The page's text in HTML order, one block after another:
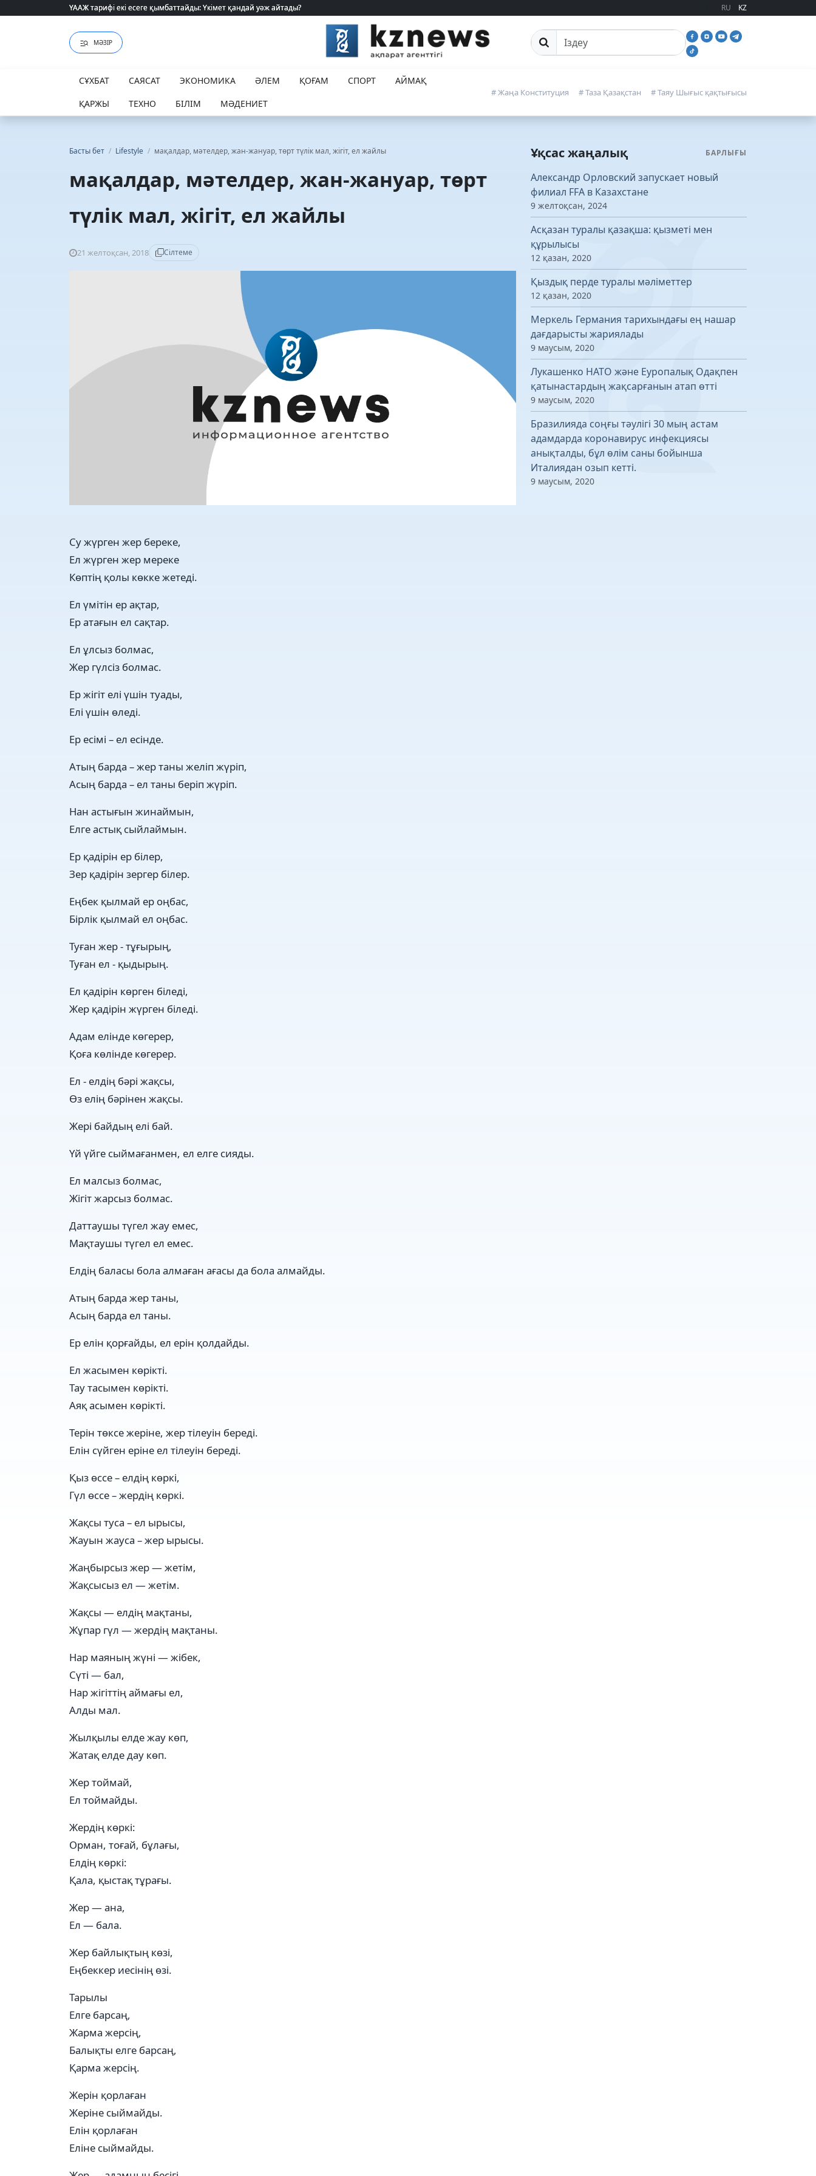
ҮААЖ тарифі екі есеге қымбаттайды: Үкімет қандай уәж айтады?
ҮААЖ тарифі екі есеге қымбаттайды: Үкімет қандай уәж айтады? RU KZ
МӘЗІР Сайттан іздеу
СҰХБАТ САЯСАТ ЭКОНОМИКА ӘЛЕМ ҚОҒАМ СПОРТ
АЙМАҚ
ҚАРЖЫ
ТЕХНО БІЛІМ МӘДЕНИЕТ
# Жаңа Конституция # Таза Қазақстан # Таяу Шығыс қақтығысы
Басты бет / Lifestyle / мақалдар, мәтелдер, жан-жануар, төрт түлік мал, жігіт, ел жайлы
мақалдар, мәтелдер, жан-жануар, төрт
түлік мал, жігіт, ел жайлы
21 желтоқсан, 2018 Сілтеме
Су жүрген жер береке,
Ел жүрген жер мереке
Көптің қолы көкке жетеді.
Ел үмітін ер ақтар,
Ер атағын ел сақтар.
Ел ұлсыз болмас,
Жер гүлсіз болмас.
Ер жігіт елі үшін туады,
Елі үшін өледі.
Ер есімі – ел есінде.
Атың барда – жер таны желіп жүріп,
Асың барда – ел таны беріп жүріп.
Нан астығын жинаймын,
Елге астық сыйлаймын.
Ер қадірін ер білер,
Зер қадірін зергер білер.
Еңбек қылмай ер оңбас,
Бірлік қылмай ел оңбас.
Туған жер - тұғырың,
Туған ел - қыдырың.
Ел қадірін көрген біледі,
Жер қадірін жүрген біледі.
Адам елінде көгерер,
Қоға көлінде көгерер.
Ел - елдің бәрі жақсы,
Өз елің бәрінен жақсы.
Жері байдың елі бай.
Үй үйге сыймағанмен, ел елге сияды.
Ел малсыз болмас,
Жігіт жарсыз болмас.
Даттаушы түгел жау емес,
Мақтаушы түгел ел емес.
Елдің баласы бола алмаған ағасы да бола алмайды.
Атың барда жер таны,
Асың барда ел таны.
Ер елін қорғайды, ел ерін қолдайды.
Ел жасымен көрікті.
Тау тасымен көрікті.
Аяқ асымен көрікті.
Терін төксе жеріне, жер тілеуін береді.
Елін сүйген еріне ел тілеуін береді.
Қыз өссе – елдiң көркi,
Гүл өссе – жердiң көркi.
Жақсы туса – ел ырысы,
Жауын жауса – жер ырысы.
Жаңбырсыз жер — жетім,
Жақсысыз ел — жетім.
Жақсы — елдің мақтаны,
Жұпар гүл — жердің мақтаны.
Нар маяның жүні — жібек,
Сүті — бал,
Нар жігіттің аймағы ел,
Алды мал.
Жылқылы елде жау көп,
Жатақ елде дау көп.
Жер тоймай,
Ел тоймайды.
Жердің көркі:
Орман, тоғай, бұлағы,
Елдің көркі:
Қала, қыстақ тұрағы.
Жер — ана,
Ел — бала.
Жер байлықтың көзі,
Еңбеккер иесінің өзі.
Тарылы
Елге барсаң,
Жарма жерсің,
Балықты елге барсаң,
Қарма жерсің.
Жерін қорлаған
Жеріне сыймайды.
Елін қорлаған
Еліне сыймайды.
Ұқсас жаңалық БАРЛЫҒЫ
Александр Орловский запускает новый
филиал FFA в Казахстане
9 желтоқсан, 2024
Асқазан туралы қазақша: қызметі мен
құрылысы
12 қазан, 2020
Қыздық перде туралы мәліметтер
12 қазан, 2020
Меркель Германия тарихындағы ең нашар
дағдарысты жариялады
9 маусым, 2020
Лукашенко НАТО және Еуропалық Одақпен
қатынастардың жақсарғанын атап өтті
9 маусым, 2020
Бразилияда соңғы тәулігі 30 мың астам
адамдарда коронавирус инфекциясы
анықталды, бұл өлім саны бойынша
Италиядан озып кетті.
9 маусым, 2020